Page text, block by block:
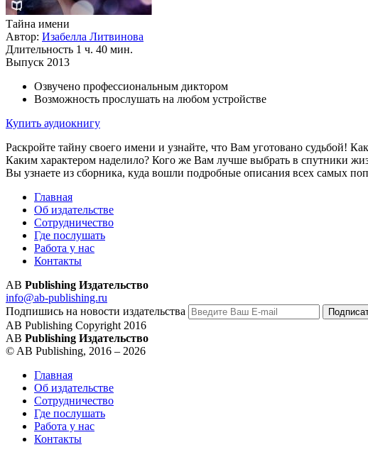
Тайна имени
Автор: Изабелла Литвинова
Длительность 1 ч. 40 мин.
Выпуск 2013
Озвучено профессиональным диктором
Возможность прослушать на любом устройстве
Купить аудиокнигу
Раскройте тайну своего имени и узнайте, что Вам уготовано судьбой!
Каким характером наделило? Кого же Вам лучше выбрать в спутники
Вы узнаете из сборника, куда вошли подробные описания всех самых
Главная
Об издательстве
Сотрудничество
Где послушать
Работа у нас
Контакты
AB Publishing Издательство
info@ab-publishing.ru
Подпишись на новости издательства
AB Publishing Copyright 2016
AB Publishing Издательство
© AB Publishing, 2016 – 2026
Главная
Об издательстве
Сотрудничество
Где послушать
Работа у нас
Контакты